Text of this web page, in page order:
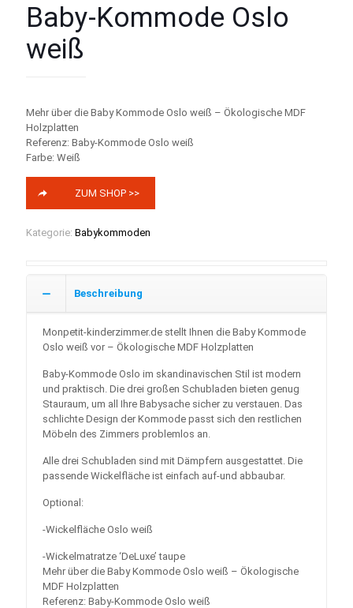
Baby-Kommode Oslo
weiß
Mehr über die Baby Kommode Oslo weiß – Ökologische MDF
Holzplatten
Referenz: Baby-Kommode Oslo weiß
Farbe: Weiß
ZUM SHOP >>
Kategorie: Babykommoden
Beschreibung
Monpetit-kinderzimmer.de stellt Ihnen die Baby Kommode
Oslo weiß vor – Ökologische MDF Holzplatten
Baby-Kommode Oslo im skandinavischen Stil ist modern
und praktisch. Die drei großen Schubladen bieten genug
Stauraum, um all Ihre Babysache sicher zu verstauen. Das
schlichte Design der Kommode passt sich den restlichen
Möbeln des Zimmers problemlos an.
Alle drei Schubladen sind mit Dämpfern ausgestattet. Die
passende Wickelfläche ist einfach auf-und abbaubar.
Optional:
-Wickelfläche Oslo weiß
-Wickelmatratze ‘DeLuxe’ taupe
Mehr über die Baby Kommode Oslo weiß – Ökologische
MDF Holzplatten
Referenz: Baby-Kommode Oslo weiß